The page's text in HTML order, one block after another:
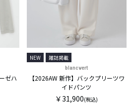
ゼハ
NEW 雑誌掲載
blancvert
【2026AW 新作】バックプリーツワ
イドパンツ
￥31,900(税込)